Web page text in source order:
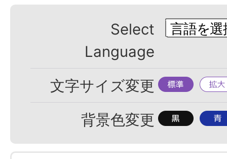
Select
Language
文字サイズ変更 標
準
拡
大
背景色変更 背
色
背
色